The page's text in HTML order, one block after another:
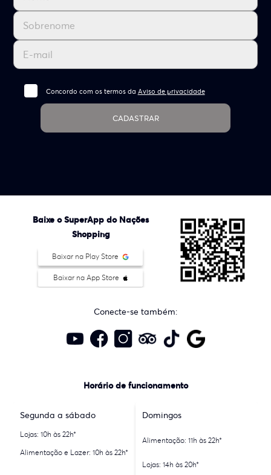
Concordo com os termos da Aviso de privacidade
CADASTRAR
Baixe o SuperApp do Nações
Shopping
Baixar na Play Store
Baixar na App Store
Conecte-se também:
Horário de funcionamento
Segunda a sábado
Lojas: 10h às 22h*
Alimentação e Lazer: 10h às 22h*
Domingos
Alimentação: 11h às 22h*
Lojas: 14h às 20h*